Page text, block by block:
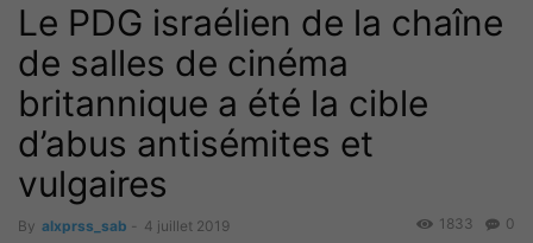
Le PDG israélien de la chaîne
de salles de cinéma
britannique a été la cible
d’abus antisémites et
vulgaires
By alxprss_sab - 4 juillet 2019 0
1833